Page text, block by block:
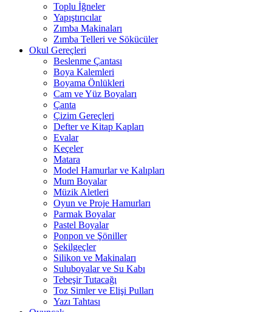
Toplu İğneler
Yapıştırıcılar
Zımba Makinaları
Zımba Telleri ve Sökücüler
Okul Gereçleri
Beslenme Çantası
Boya Kalemleri
Boyama Önlükleri
Cam ve Yüz Boyaları
Çanta
Çizim Gereçleri
Defter ve Kitap Kapları
Evalar
Keçeler
Matara
Model Hamurlar ve Kalıpları
Mum Boyalar
Müzik Aletleri
Oyun ve Proje Hamurları
Parmak Boyalar
Pastel Boyalar
Ponpon ve Şöniller
Şekilgeçler
Silikon ve Makinaları
Suluboyalar ve Su Kabı
Tebeşir Tutacağı
Toz Simler ve Elişi Pulları
Yazı Tahtası